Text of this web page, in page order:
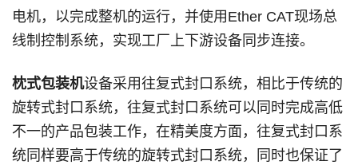
电机，以完成整机的运行，并使用Ether CAT现场总
线制控制系统，实现工厂上下游设备同步连接。
枕式包装机设备采用往复式封口系统，相比于传统的
旋转式封口系统，往复式封口系统可以同时完成高低
不一的产品包装工作，在精美度方面，往复式封口系
统同样要高于传统的旋转式封口系统，同时也保证了